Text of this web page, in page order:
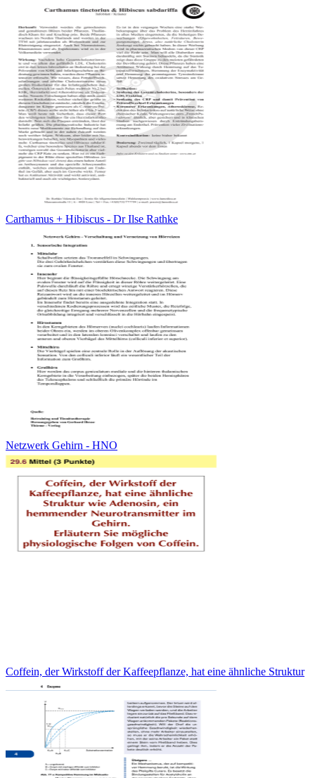
Carthamus + Hibiscus - Dr Ilse Rathke
Netzwerk Gehirn - HNO
Coffein, der Wirkstoff der Kaffeepflanze, hat eine ähnliche Struktur